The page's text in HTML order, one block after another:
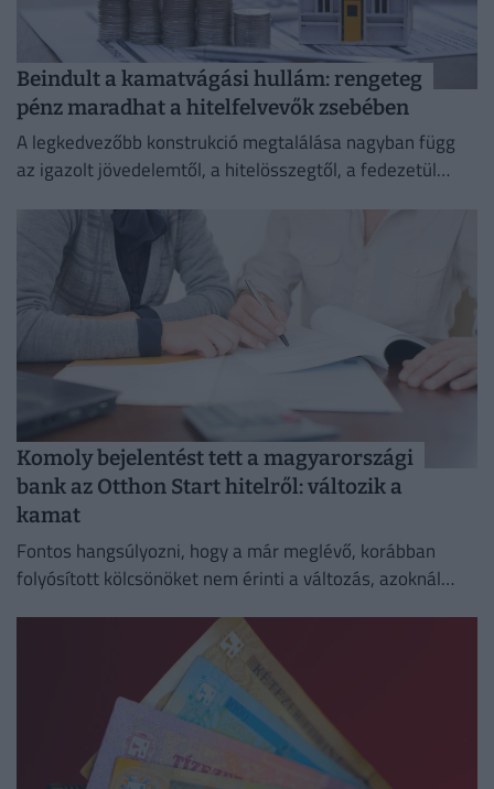
Beindult a kamatvágási hullám: rengeteg
pénz maradhat a hitelfelvevők zsebében
A legkedvezőbb konstrukció megtalálása nagyban függ
az igazolt jövedelemtől, a hitelösszegtől, a fedezetül
Komoly bejelentést tett a magyarországi
bank az Otthon Start hitelről: változik a
kamat
Fontos hangsúlyozni, hogy a már meglévő, korábban
folyósított kölcsönöket nem érinti a változás, azoknál